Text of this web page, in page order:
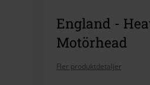
England -
Motörhead
Fler produktdetaljer